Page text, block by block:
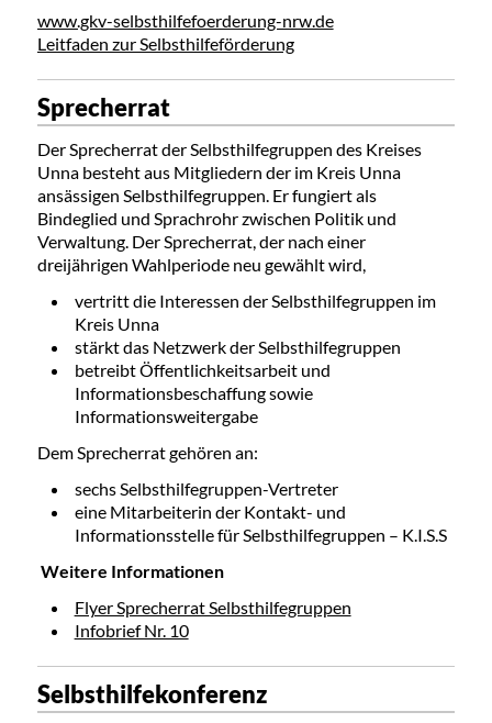
www.gkv-selbsthilfefoerderung-nrw.de
Leitfaden zur Selbsthilfeförderung
Sprecherrat
Der Sprecherrat der Selbsthilfegruppen des Kreises
Unna besteht aus Mitgliedern der im Kreis Unna
ansässigen Selbsthilfegruppen. Er fungiert als
Bindeglied und Sprachrohr zwischen Politik und
Verwaltung. Der Sprecherrat, der nach einer
dreijährigen Wahlperiode neu gewählt wird,
vertritt die Interessen der Selbsthilfegruppen im
Kreis Unna
stärkt das Netzwerk der Selbsthilfegruppen
betreibt Öffentlichkeitsarbeit und
Informationsbeschaffung sowie
Informationsweitergabe
Dem Sprecherrat gehören an:
sechs Selbsthilfegruppen-Vertreter
eine Mitarbeiterin der Kontakt- und
Informationsstelle für Selbsthilfegruppen – K.I.S.S
Weitere Informationen
Flyer Sprecherrat Selbsthilfegruppen
Infobrief Nr. 10
Selbsthilfekonferenz